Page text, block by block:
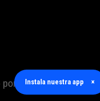
por Instala nuestra app ×